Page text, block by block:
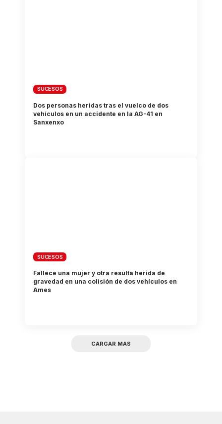
SUCESOS
Dos personas heridas tras el vuelco de dos
vehículos en un accidente en la AG-41 en
Sanxenxo
SUCESOS
Fallece una mujer y otra resulta herida de
gravedad en una colisión de dos vehículos en
Ames
CARGAR MAS